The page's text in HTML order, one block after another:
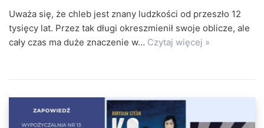
Uważa się, że chleb jest znany ludzkości od przeszło 12
tysięcy lat. Przez tak długi okreszmienił swoje oblicze, ale
cały czas ma duże znaczenie w… Czytaj więcej »